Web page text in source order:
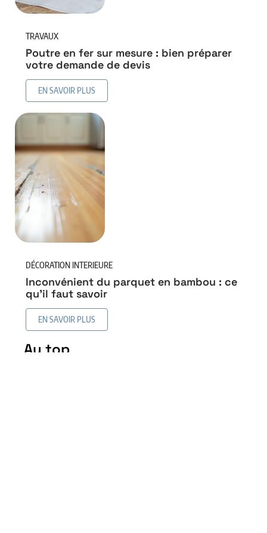
TRAVAUX
Poutre en fer sur mesure : bien préparer
votre demande de devis
EN SAVOIR PLUS
DÉCORATION INTERIEURE
Inconvénient du parquet en bambou : ce
qu’il faut savoir
EN SAVOIR PLUS
Au top